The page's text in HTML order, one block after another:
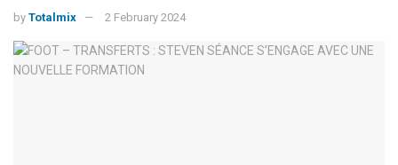
by Totalmix 2 February 2024